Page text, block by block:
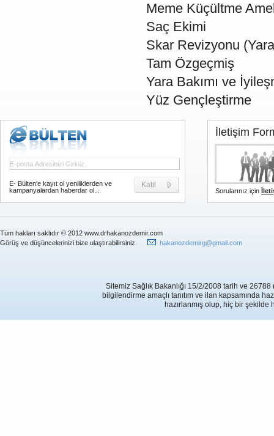
Meme Küçültme
Saç Ekimi
Skar Revizyonu
Tam Özgeçmiş
Yara Bakımı ve
Yüz Gençleştirme
E- Bülten’e kayıt ol yeniliklerden ve
kampanyalardan haberdar ol...
Katıl
İletişim
Sorularınız için
Tüm hakları saklıdır © 2012 www.drhakanozdemir.com
Görüş ve düşüncelerinizi bize ulaştırabilirsiniz.
hakanozdemirg@gmail.com
Sitemiz Sağlık Bakanlığı 15/2/2008 tarih ve
bilgilendirme amaçlı tanıtım ve ilan kapsamında
hazırlanmış olup, hiç bir şekilde